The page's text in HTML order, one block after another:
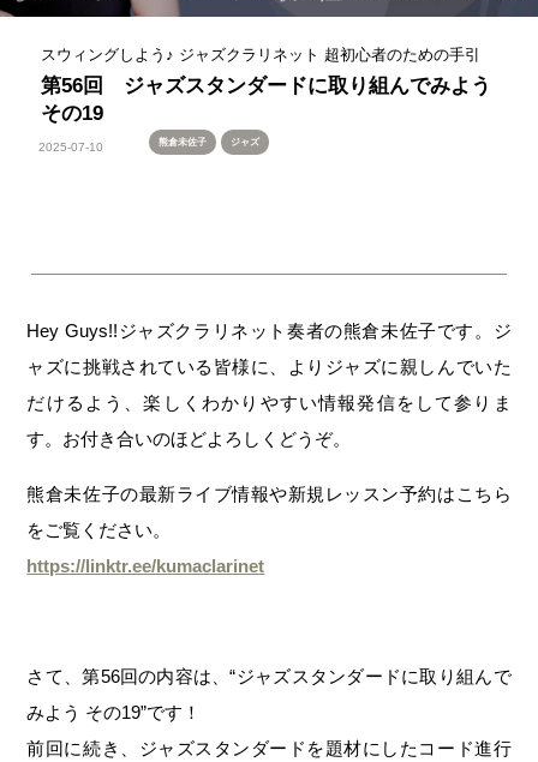
スウィングしよう♪ ジャズクラリネット 超初心者のための手引
第56回 ジャズスタンダードに取り組んでみよう
その19
2025-07-10 熊倉未佐子 ジャズ
Hey Guys!!ジャズクラリネット奏者の熊倉未佐子です。ジ
ャズに挑戦されている皆様に、よりジャズに親しんでいた
だけるよう、楽しくわかりやすい情報発信をして参りま
す。お付き合いのほどよろしくどうぞ。
熊倉未佐子の最新ライブ情報や新規レッスン予約はこちら
をご覧ください。
https://linktr.ee/kumaclarinet
さて、第56回の内容は、“ジャズスタンダードに取り組んで
みよう その19”です！
前回に続き、ジャズスタンダードを題材にしたコード進行